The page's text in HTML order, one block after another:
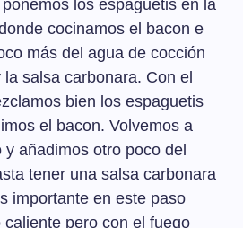
los espaguetis en la
cocinamos el bacon e
más del agua de cocción
salsa carbonara. Con el
bien los espaguetis
el bacon. Volvemos a
añadimos otro poco del
tener una salsa carbonara
importante en este paso
pero con el fuego